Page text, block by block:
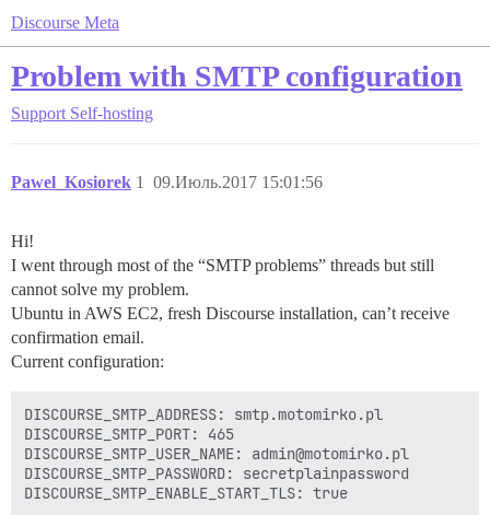
Discourse Meta
Problem with SMTP configuration
Support Self-hosting
Pawel_Kosiorek 09.Июль.2017 15:01:56
1
Hi!
I went through most of the “SMTP problems” threads but still
cannot solve my problem.
Ubuntu in AWS EC2, fresh Discourse installation, can’t receive
confirmation email.
Current configuration:
DISCOURSE_SMTP_ADDRESS: smtp.motomirko.pl
DISCOURSE_SMTP_PORT: 465
DISCOURSE_SMTP_USER_NAME: admin@motomirko.pl
DISCOURSE_SMTP_PASSWORD: secretplainpassword